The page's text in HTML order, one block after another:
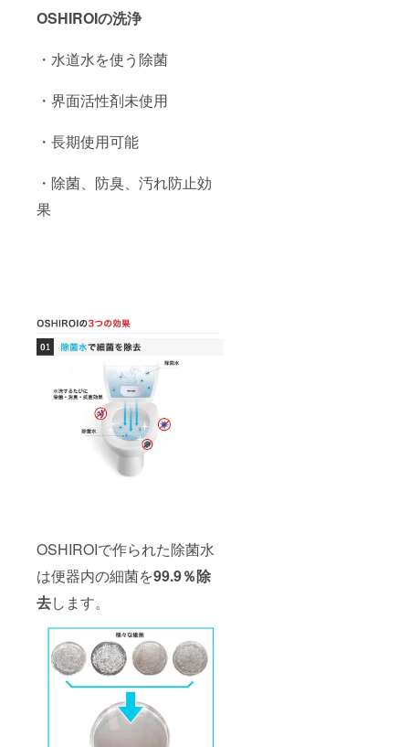
OSHIROIの洗浄
・水道水を使う除菌
・界面活性剤未使用
・長期使用可能
・除菌、防臭、汚れ防止効
果
OSHIROIで作られた除菌水
は便器内の細菌を99.9％除
去します。